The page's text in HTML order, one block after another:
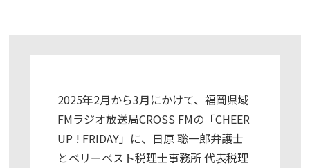
2025年2月から3月にかけて、福岡県域
FMラジオ放送局CROSS FMの「CHEER
UP ! FRIDAY」に、日原 聡一郎弁護士
とベリーベスト税理士事務所 代表税理